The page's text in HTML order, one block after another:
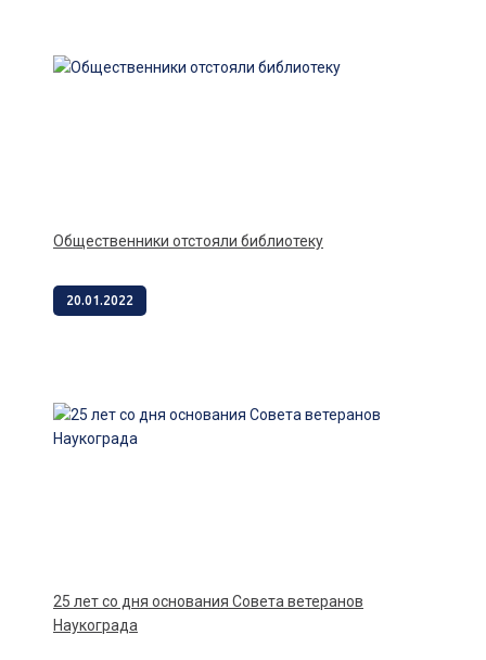
Общественники отстояли библиотеку
20.01.2022
25 лет со дня основания Совета ветеранов
Наукограда